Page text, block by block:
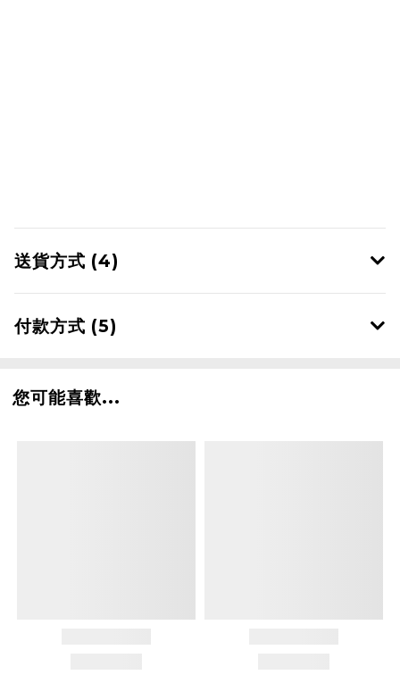
送貨方式 (4)
付款方式 (5)
您可能喜歡...